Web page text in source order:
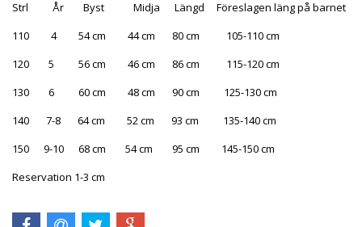
Strl År Byst Midja Längd Föreslagen läng på barnet
110 4 54 cm 44 cm 80 cm 105-110 cm
120 5 56 cm 46 cm 86 cm 115-120 cm
130 6 60 cm 48 cm 90 cm 125-130 cm
140 7-8 64 cm 52 cm 93 cm 135-140 cm
150 9-10 68 cm 54 cm 95 cm 145-150 cm
Reservation 1-3 cm